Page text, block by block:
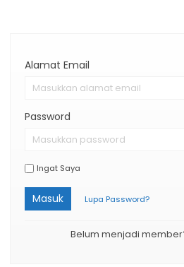
Alamat Email
Password
Ingat Saya
Masuk Lupa Password?
Belum menjadi